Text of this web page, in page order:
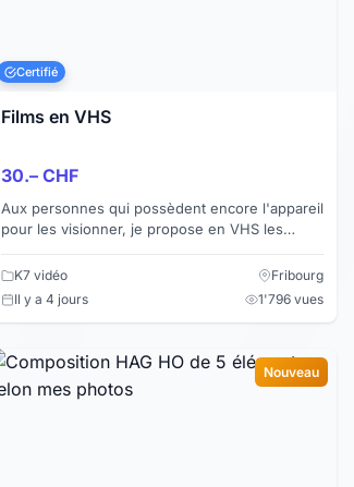
Certifié
Films en VHS
30.– CHF
Aux personnes qui possèdent encore l'appareil
pour les visionner, je propose en VHS les
1. Le Château...
K7 vidéo
Fribourg
Il y a 4 jours
1'796 vues
Nouveau